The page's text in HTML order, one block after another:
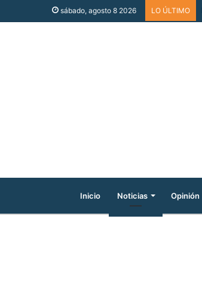
sábado, agosto 8 2026 LO ÚLTIMO
Inicio Noticias Opinión